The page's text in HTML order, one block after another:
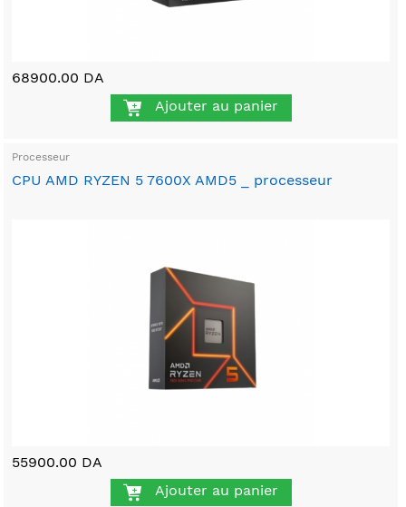
68900.00 DA
Ajouter au panier
Processeur
CPU AMD RYZEN 5 7600X AMD5 _ processeur
55900.00 DA
Ajouter au panier